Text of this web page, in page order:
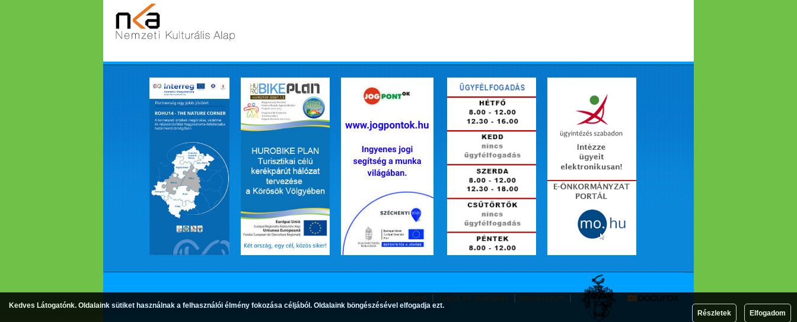
Impresszum
Jogok és feltételek
Adatvédelem
Kedves Látogatónk. Oldalaink sütiket használnak a felhasználói élmény fokozása céljából. Oldalaink böngészésével elfogadja ezt.
Részletek
Elfogadom